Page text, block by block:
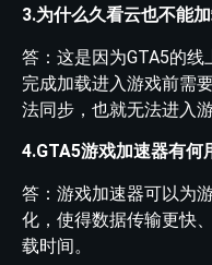
3.为什么久看云也不能
答：这是因为GTA5的
完成加载进入游戏前需
法同步，也就无法进入游
4.GTA5游戏加速器有何
答：游戏加速器可以为
化，使得数据传输更快
载时间。